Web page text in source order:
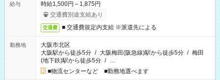
給与
時給1,500円～1,875円
交通費別途支給あり
交通費 ■ 交通費規定内支給 ※派遣先による
勤務地
大阪市北区
大阪駅から徒歩5分 / 大阪梅田(阪急線)駅から徒歩5分 / 梅田
(地下鉄)駅から徒歩5分 / …
■物流センターなど ■勤務地選べます